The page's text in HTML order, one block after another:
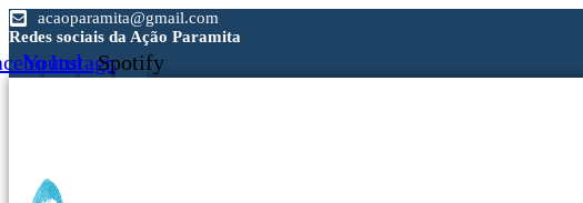
Ir
para
o
conteúdo
acaoparamita@gmail.com
Redes sociais da Ação Paramita
Youtube
Instagram
Spotify